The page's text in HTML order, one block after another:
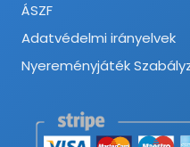
ÁSZF
Adatvédelmi irányelvek
Nyereményjáték